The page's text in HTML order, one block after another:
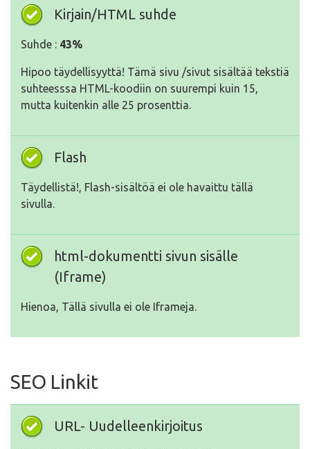
Kirjain/HTML suhde
Suhde : 43%
Hipoo täydellisyyttä! Tämä sivu /sivut sisältää tekstiä
suhteesssa HTML-koodiin on suurempi kuin 15,
mutta kuitenkin alle 25 prosenttia.
Flash
Täydellistä!, Flash-sisältöä ei ole havaittu tällä
sivulla.
html-dokumentti sivun sisälle
(Iframe)
Hienoa, Tällä sivulla ei ole Iframeja.
SEO Linkit
URL- Uudelleenkirjoitus